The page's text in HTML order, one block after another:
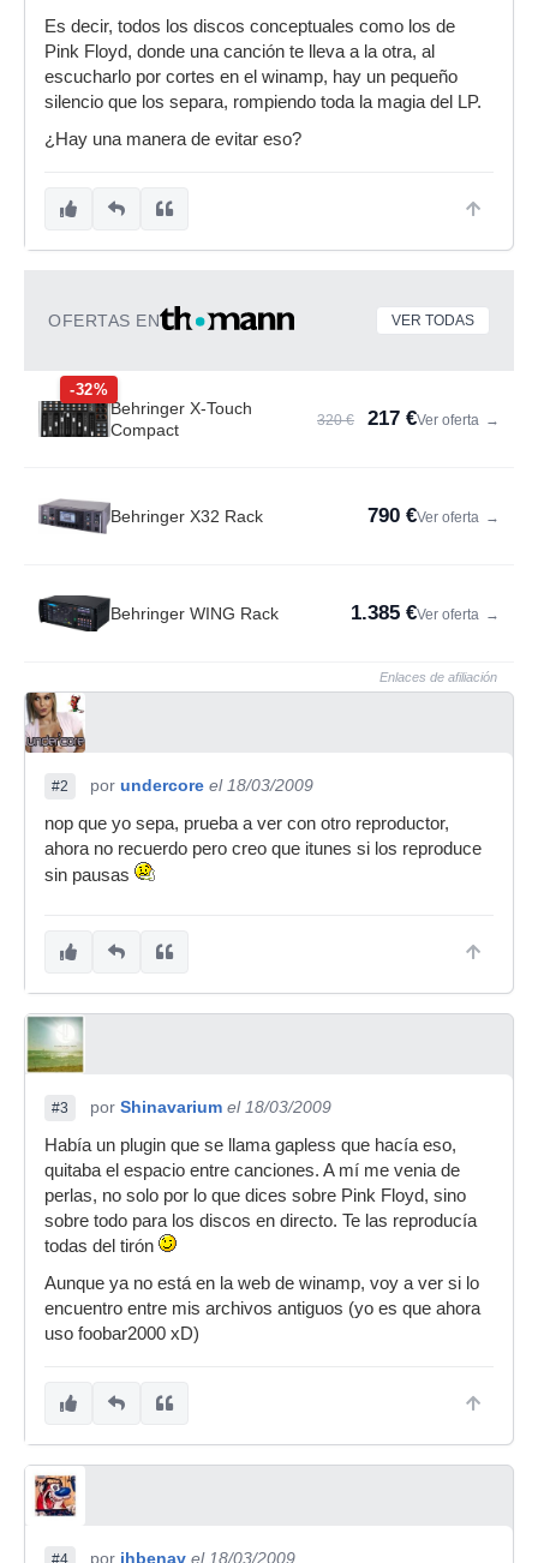
Es decir, todos los discos conceptuales como los de
Pink Floyd, donde una canción te lleva a la otra, al
escucharlo por cortes en el winamp, hay un pequeño
silencio que los separa, rompiendo toda la magia del LP.
¿Hay una manera de evitar eso?
OFERTAS EN VER TODAS
-32%
Behringer X-Touch
Compact
320 € 217 €Ver oferta →
Behringer X32 Rack 790 €Ver oferta →
Behringer WING Rack 1.385 €Ver oferta →
Enlaces de afiliación
#2 por undercore el 18/03/2009
nop que yo sepa, prueba a ver con otro reproductor,
ahora no recuerdo pero creo que itunes si los reproduce
sin pausas
#3 por Shinavarium el 18/03/2009
Había un plugin que se llama gapless que hacía eso,
quitaba el espacio entre canciones. A mí me venia de
perlas, no solo por lo que dices sobre Pink Floyd, sino
sobre todo para los discos en directo. Te las reproducía
todas del tirón
Aunque ya no está en la web de winamp, voy a ver si lo
encuentro entre mis archivos antiguos (yo es que ahora
uso foobar2000 xD)
#4 por jhbenav el 18/03/2009